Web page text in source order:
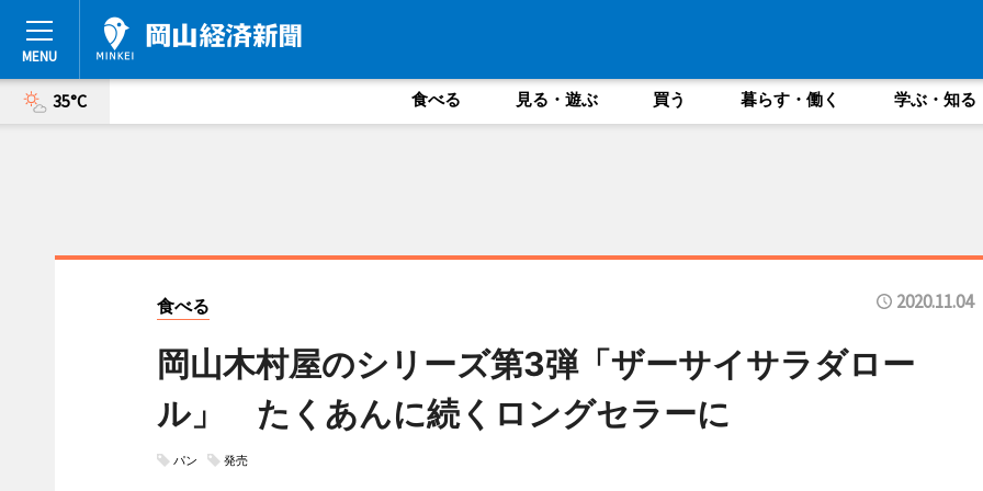
35°C 食べる 見る・遊ぶ 買う 暮らす・働く 学ぶ・知る
食べる 2020.11.04
岡山木村屋のシリーズ第3弾「ザーサイサラダロー
ル」 たくあんに続くロングセラーに
パン 発売